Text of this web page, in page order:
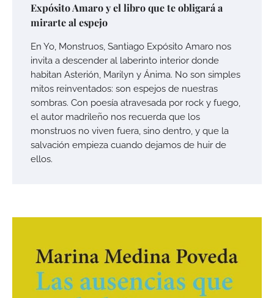
Expósito Amaro y el libro que te obligará a
mirarte al espejo
En Yo, Monstruos, Santiago Expósito Amaro nos
invita a descender al laberinto interior donde
habitan Asterión, Marilyn y Ánima. No son simples
mitos reinventados: son espejos de nuestras
sombras. Con poesía atravesada por rock y fuego,
el autor madrileño nos recuerda que los
monstruos no viven fuera, sino dentro, y que la
salvación empieza cuando dejamos de huir de
ellos.